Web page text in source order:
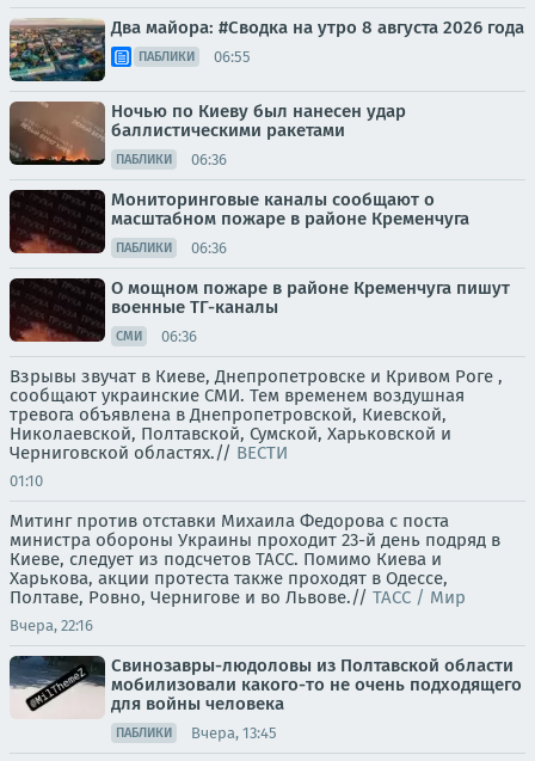
Два майора: #Сводка на утро 8 августа 2026 года
ПАБЛИКИ 06:55
Ночью по Киеву был нанесен удар
баллистическими ракетами
ПАБЛИКИ 06:36
Мониторинговые каналы сообщают о
масштабном пожаре в районе Кременчуга
ПАБЛИКИ 06:36
О мощном пожаре в районе Кременчуга пишут
военные ТГ-каналы
СМИ 06:36
Взрывы звучат в Киеве, Днепропетровске и Кривом Роге ,
сообщают украинские СМИ. Тем временем воздушная
тревога объявлена в Днепропетровской, Киевской,
Николаевской, Полтавской, Сумской, Харьковской и
Черниговской областях.// ВЕСТИ
01:10
Митинг против отставки Михаила Федорова с поста
министра обороны Украины проходит 23-й день подряд в
Киеве, следует из подсчетов ТАСС. Помимо Киева и
Харькова, акции протеста также проходят в Одессе,
Полтаве, Ровно, Чернигове и во Львове.// ТАСС / Мир
Вчера, 22:16
Свинозавры-людоловы из Полтавской области
мобилизовали какого-то не очень подходящего
для войны человека
ПАБЛИКИ Вчера, 13:45